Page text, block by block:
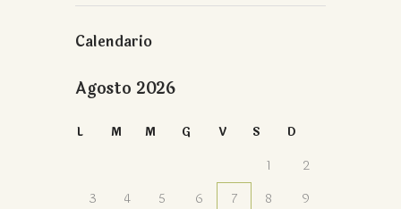
Calendario
Agosto 2026
L M M G V S D
1
2
3
4 5 6 7 8
9